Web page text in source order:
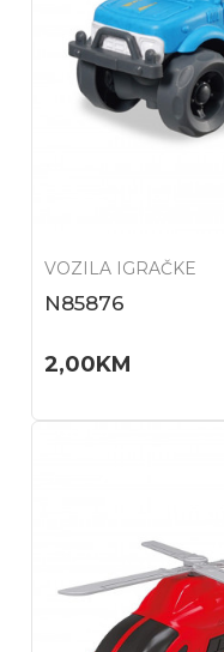
VOZILA IGRAČKE
N85876
2,00KM